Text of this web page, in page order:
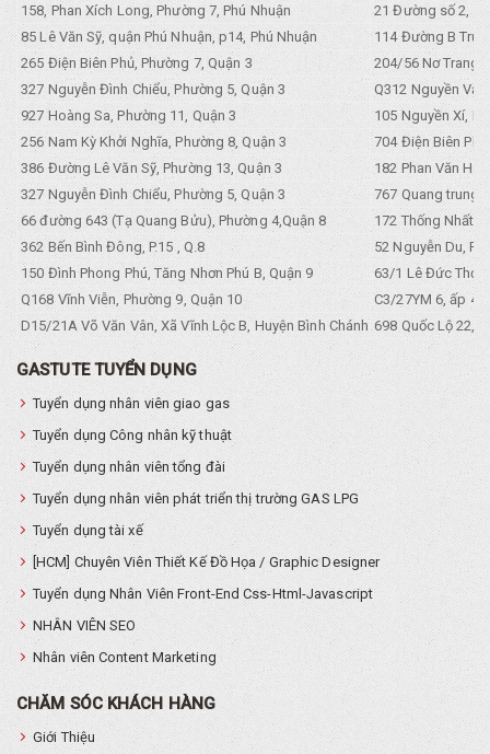
158, Phan Xích Long, Phường 7, Phú Nhuận
21 Đường số 2,
85 Lê Văn Sỹ, quận Phú Nhuận, p14, Phú Nhuận
114 Đường B
265 Điện Biên Phủ, Phường 7, Quận 3
204/56 Nơ Trang
327 Nguyễn Đình Chiểu, Phường 5, Quận 3
Q312 Nguyền
927 Hoàng Sa, Phường 11, Quận 3
105 Nguyền Xí,
256 Nam Kỳ Khởi Nghĩa, Phường 8, Quận 3
704 Điện Biên
386 Đường Lê Văn Sỹ, Phường 13, Quận 3
182 Phan Văn
327 Nguyễn Đình Chiểu, Phường 5, Quận 3
767 Quang trung,
66 đường 643 (Tạ Quang Bửu), Phường 4,Quận 8
172 Thống Nhất.
362 Bến Bình Đông, P.15 , Q.8
52 Nguyễn Du,
150 Đình Phong Phú, Tăng Nhơn Phú B, Quận 9
63/1 Lê Đức Thọ,
Q168 Vĩnh Viễn, Phường 9, Quận 10
C3/27YM 6, ấp 4,
D15/21A Võ Văn Vân, Xã Vĩnh Lộc B, Huyện Bình Chánh 698 Quốc Lộ 22,
GASTUTE TUYỂN DỤNG
Tuyển dụng nhân viên giao gas
Tuyển dụng Công nhân kỹ thuật
Tuyển dụng nhân viên tổng đài
Tuyển dụng nhân viên phát triển thị trường GAS LPG
Tuyển dụng tài xế
[HCM] Chuyên Viên Thiết Kế Đồ Họa / Graphic Designer
Tuyển dụng Nhân Viên Front-End Css-Html-Javascript
NHÂN VIÊN SEO
Nhân viên Content Marketing
CHĂM SÓC KHÁCH HÀNG
Giới Thiệu